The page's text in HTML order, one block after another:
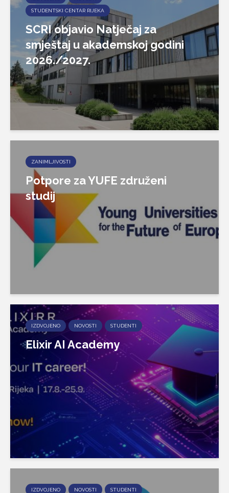
STUDENTSKI CENTAR RIJEKA
SCRI objavio Natječaj za
smještaj u akademskoj godini
2026./2027.
ZANIMLJIVOSTI
Potpore za YUFE združeni
studij
IZDVOJENO NOVOSTI STUDENTI
Elixir AI Academy
IZDVOJENO NOVOSTI STUDENTI